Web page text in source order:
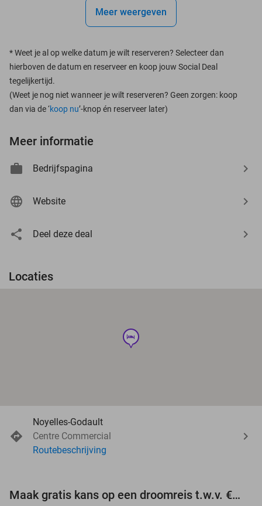
Meer weergeven
*Weet je al op welke datum je wilt reserveren? Selecteer dan
hierboven de datum en reserveer en koop jouw Social Deal
tegelijkertijd.
(Weet je nog niet wanneer je wilt reserveren? Geen zorgen: koop
dan via de ‘koop nu’-knop én reserveer later)
Meer informatie
Bedrijfspagina
Website
Deel deze deal
Locaties
hotel
Noyelles-Godault
Centre Commercial
Routebeschrijving
Maak gratis kans op een droomreis t.w.v. €3.000!